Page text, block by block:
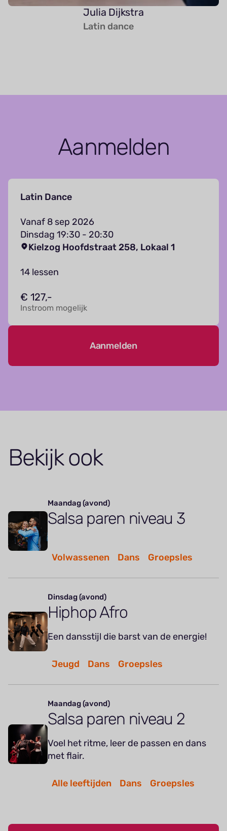
Julia Dijkstra
Latin dance
Aanmelden
Latin Dance
Vanaf 8 sep 2026
Dinsdag 19:30 - 20:30
Kielzog Hoofdstraat 258, Lokaal 1
14 lessen
€ 127,-
Instroom mogelijk
Aanmelden
Bekijk ook
Maandag (avond)
Salsa paren niveau 3
Volwassenen Dans Groepsles
Dinsdag (avond)
Hiphop Afro
Een dansstijl die barst van de energie!
Jeugd Dans Groepsles
Maandag (avond)
Salsa paren niveau 2
Voel het ritme, leer de passen en dans
met flair.
Alle leeftijden Dans Groepsles